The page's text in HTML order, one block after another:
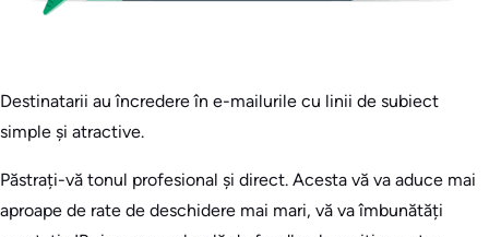
Destinatarii au încredere în e-mailurile cu linii de subiect
simple și atractive.
Păstrați-vă tonul profesional și direct. Acesta vă va aduce mai
aproape de rate de deschidere mai mari, vă va îmbunătăți